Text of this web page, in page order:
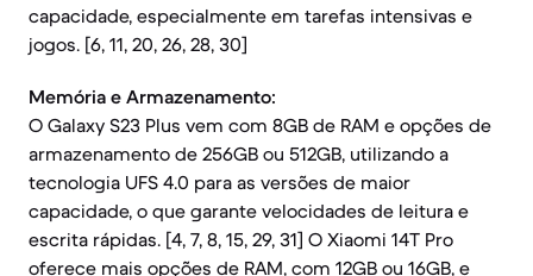
capacidade, especialmente em tarefas intensivas e
jogos. [6, 11, 20, 26, 28, 30]
Memória e Armazenamento:
O Galaxy S23 Plus vem com 8GB de RAM e opções de
armazenamento de 256GB ou 512GB, utilizando a
tecnologia UFS 4.0 para as versões de maior
capacidade, o que garante velocidades de leitura e
escrita rápidas. [4, 7, 8, 15, 29, 31] O Xiaomi 14T Pro
oferece mais opções de RAM, com 12GB ou 16GB, e